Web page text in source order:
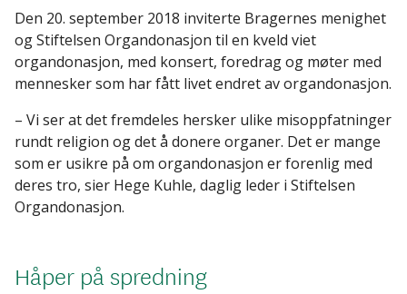
Den 20. september 2018 inviterte Bragernes menighet
og Stiftelsen Organdonasjon til en kveld viet
organdonasjon, med konsert, foredrag og møter med
mennesker som har fått livet endret av organdonasjon.
– Vi ser at det fremdeles hersker ulike misoppfatninger
rundt religion og det å donere organer. Det er mange
som er usikre på om organdonasjon er forenlig med
deres tro, sier Hege Kuhle, daglig leder i Stiftelsen
Organdonasjon.
Håper på spredning